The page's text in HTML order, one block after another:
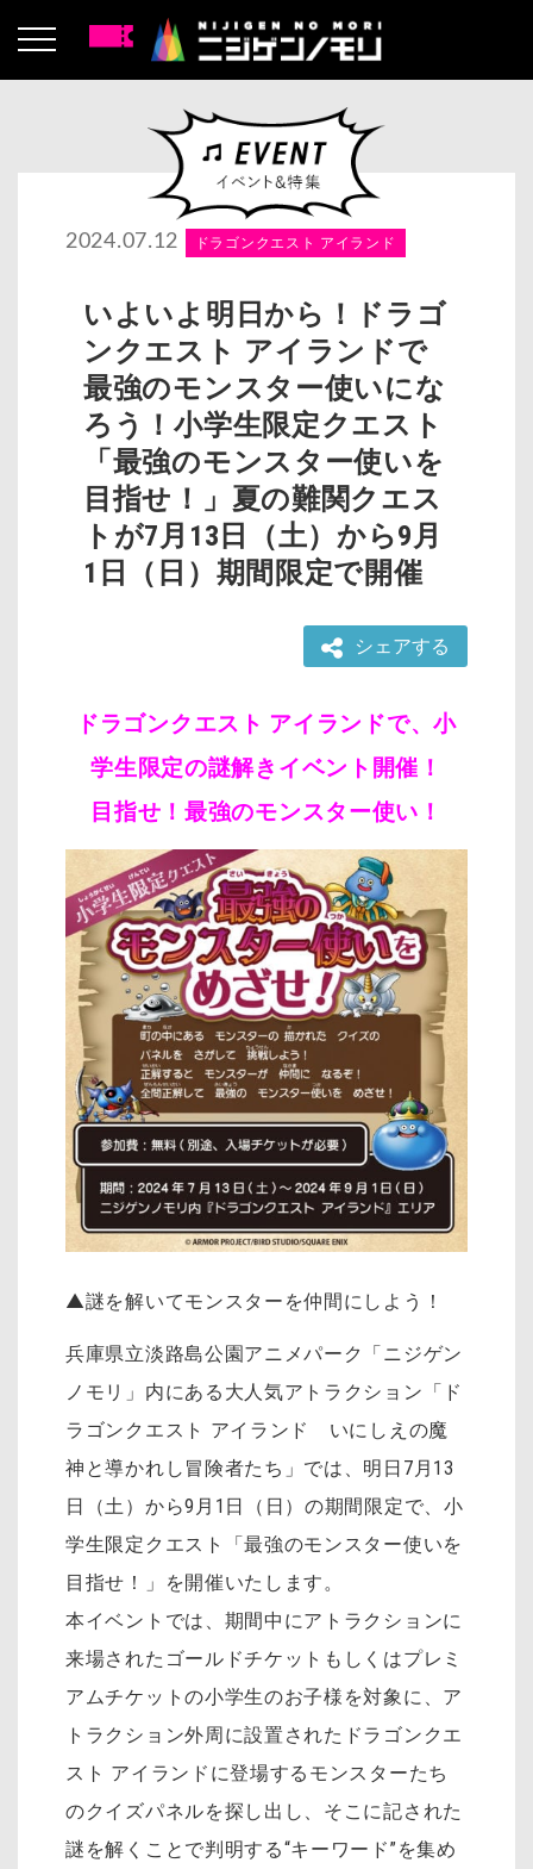
2024.07.12 ドラゴンクエスト アイランド
いよいよ明日から！ドラゴ
ンクエスト アイランドで
最強のモンスター使いにな
ろう！小学生限定クエスト
「最強のモンスター使いを
目指せ！」夏の難関クエス
トが7月13日（土）から9月
1日（日）期間限定で開催
シェアする
ドラゴンクエスト アイランドで、小
学生限定の謎解きイベント開催！
目指せ！最強のモンスター使い！
▲謎を解いてモンスターを仲間にしよう！
兵庫県立淡路島公園アニメパーク「ニジゲン
ノモリ」内にある大人気アトラクション「ド
ラゴンクエスト アイランド いにしえの魔
神と導かれし冒険者たち」では、明日7月13
日（土）から9月1日（日）の期間限定で、小
学生限定クエスト「最強のモンスター使いを
目指せ！」を開催いたします。
本イベントでは、期間中にアトラクションに
来場されたゴールドチケットもしくはプレミ
アムチケットの小学生のお子様を対象に、ア
トラクション外周に設置されたドラゴンクエ
スト アイランドに登場するモンスターたち
のクイズパネルを探し出し、そこに記された
謎を解くことで判明する“キーワード”を集め